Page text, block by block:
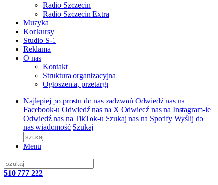
Radio Szczecin
Radio Szczecin Extra
Muzyka
Konkursy
Studio S-1
Reklama
O nas
Kontakt
Struktura organizacyjna
Ogłoszenia, przetargi
Najlepiej po prostu do nas zadzwoń Odwiedź nas na
Facebook-u Odwiedź nas na X Odwiedź nas na Instagram-ie
Odwiedź nas na TikTok-u Szukaj nas na Spotify Wyślij do
nas wiadomość Szukaj
Menu
510 777 222